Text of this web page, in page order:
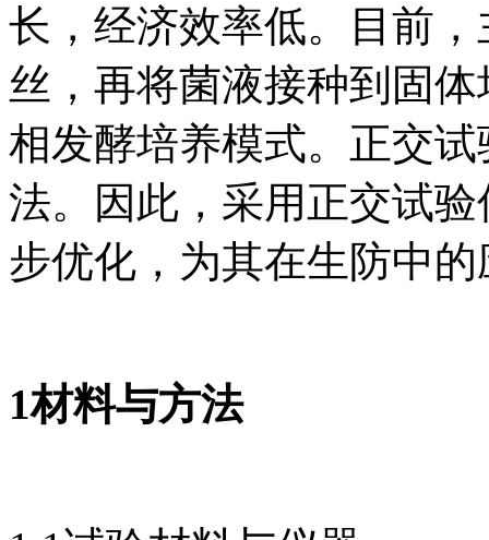
长，经济效率低。目前
丝，再将菌液接种到固
相发酵培养模式。正交
法。因此，采用正交试
步优化，为其在生防中
1材料与方法